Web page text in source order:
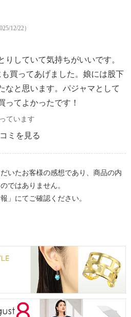
ム
２個
テル１００％
ベル）】
干し
低温）
12/22）
りしていて気持ちがいいです。
買ってあげました。娘には股下
なと思います。パジャマとして
ってよかったです！
ています
ミを見る
いたお客様の感想であり、商品の内
ではありません。
」にてご確認ください。